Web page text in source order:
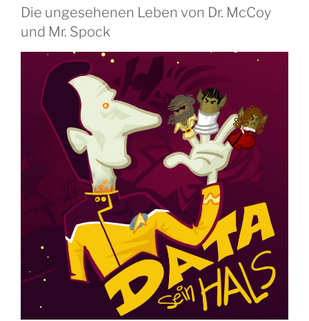
Die ungesehenen Leben von Dr. McCoy
und Mr. Spock